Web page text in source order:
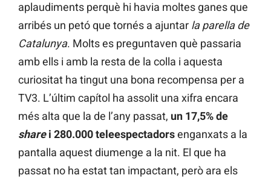
aplaudiments perquè hi havia moltes ganes que
arribés un petó que tornés a ajuntar la parella de
Catalunya. Molts es preguntaven què passaria
amb ells i amb la resta de la colla i aquesta
curiositat ha tingut una bona recompensa per a
TV3. L’últim capítol ha assolit una xifra encara
més alta que la de l’any passat, un 17,5% de
sharei 280.000 teleespectadorsenganxats a la
pantalla aquest diumenge a la nit. El que ha
passat no ha estat tan impactant, però ara els